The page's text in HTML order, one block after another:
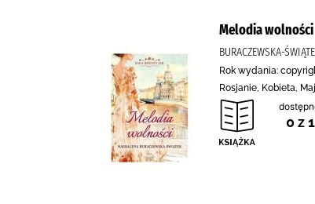
Melodia wolności
BURACZEWSKA-
Rok wydania:
Rosjanie, Kobieta,
0 z 1